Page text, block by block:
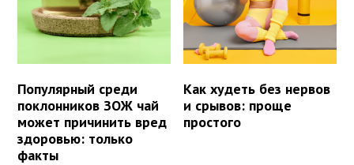
Популярный среди
поклонников ЗОЖ чай
может причинить вред
здоровью: только
факты
Как худеть без нервов
и срывов: проще
простого